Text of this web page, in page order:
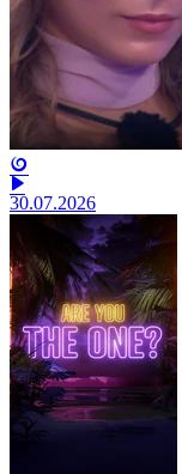
30.07.2026